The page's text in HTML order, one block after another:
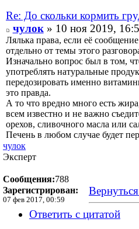
Re: До скольки кормить
чулок» 10 ноя 2019,
Лялька права, если её
отдельно от темы этого
Изначально вопрос был в том,
употреблять натуральные
передозировать именно
это правда.
А то что вредно много есть
всем известно и не важно
орехов, сливочного масла или
Печень в любом случае будет
чулок
Эксперт
Сообщения:788
Зарегистрирован:
07 фев 2017, 00:59
Ответить с цитатой